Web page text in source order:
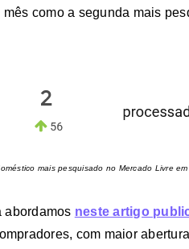
como a segunda mais
mais pesquisado no Mercado Livre
abordamos neste artigo
com maior